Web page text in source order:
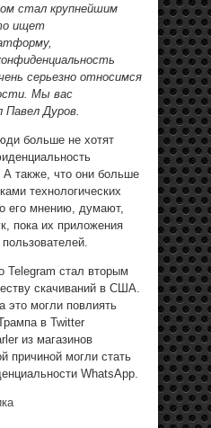
стал крупнейшим
ищет
серьезно относимся
Мы вас
Павел Дуров.
больше не хотят
А также, что они больше
технологических
его мнению, думают,
пока их приложения
Telegram стал вторым
скачиваний в США.
это могли повлиять
в Twitter
из магазинов
причиной могли стать
WhatsApp.